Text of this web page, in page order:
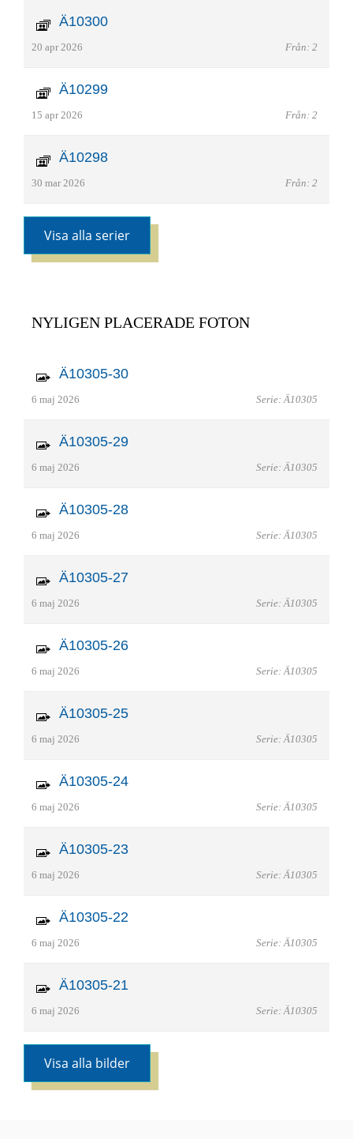
Ä10300
20 apr 2026 Från: 2
Ä10299
15 apr 2026 Från: 2
Ä10298
30 mar 2026 Från: 2
Visa alla serier
NYLIGEN PLACERADE FOTON
Ä10305-30
6 maj 2026 Serie: Ä10305
Ä10305-29
6 maj 2026 Serie: Ä10305
Ä10305-28
6 maj 2026 Serie: Ä10305
Ä10305-27
6 maj 2026 Serie: Ä10305
Ä10305-26
6 maj 2026 Serie: Ä10305
Ä10305-25
6 maj 2026 Serie: Ä10305
Ä10305-24
6 maj 2026 Serie: Ä10305
Ä10305-23
6 maj 2026 Serie: Ä10305
Ä10305-22
6 maj 2026 Serie: Ä10305
Ä10305-21
6 maj 2026 Serie: Ä10305
Visa alla bilder